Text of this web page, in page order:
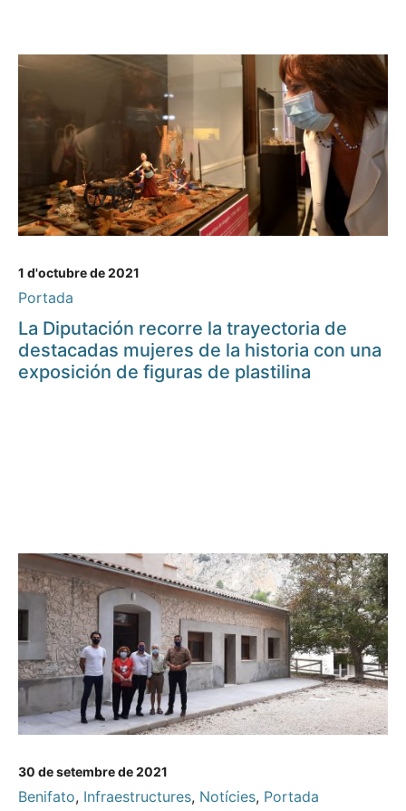
1 d'octubre de 2021
Portada
La Diputación recorre la trayectoria de
destacadas mujeres de la historia con una
exposición de figuras de plastilina
30 de setembre de 2021
Benifato, Infraestructures, Notícies, Portada